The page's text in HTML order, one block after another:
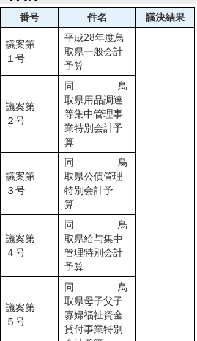
番号 件名 議決結果
議案第
１号
平成28年度鳥
取県一般会計
予算
議案第
２号
同 鳥
取県用品調達
等集中管理事
業特別会計予
算
議案第
３号
同 鳥
取県公債管理
特別会計予
算
議案第
４号
同 鳥
取県給与集中
管理特別会計
予算
議案第
５号
同 鳥
取県母子父子
寡婦福祉資金
貸付事業特別